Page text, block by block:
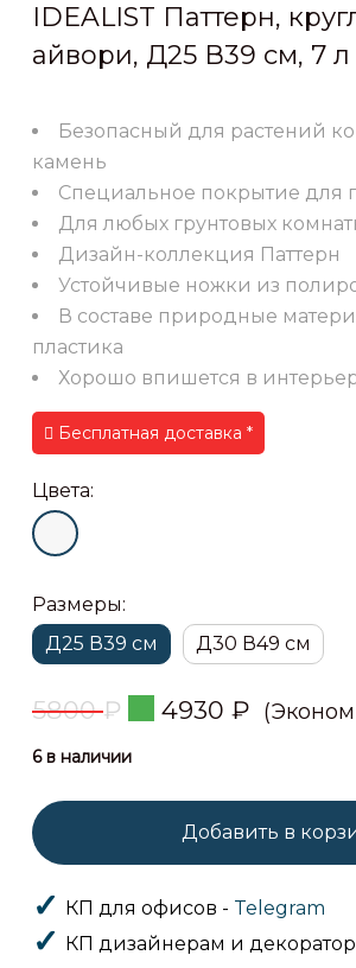
IDEALIST Паттерн,
айвори, Д25 В39 см, 7 л
Безопасный для растений
камень
Специальное покрытие для
Для любых грунтовых
Дизайн-коллекция Паттерн
Устойчивые ножки из
В составе природные
пластика
Хорошо впишется в
Бесплатная доставка *
Цвета:
Размеры:
Д25 В39 см
Д30 В49 см
5800₽ 4930 ₽
6 в наличии
Добавить в
КП для офисов - Telegram
КП дизайнерам и